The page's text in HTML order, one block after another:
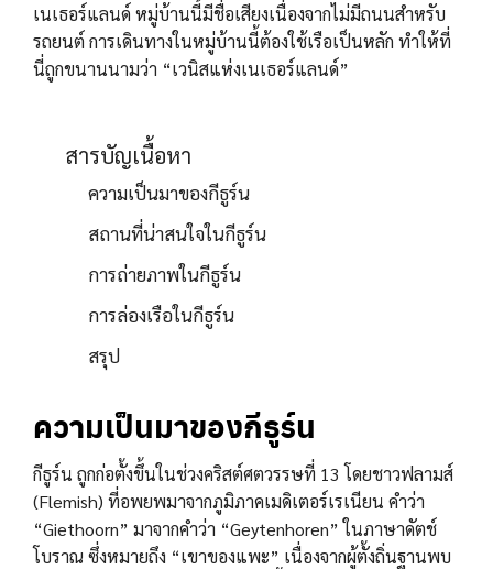
เนเธอร์แลนด์ หมู่บ้านนี้มีชื่อเสียงเนื่องจากไม่มีถนนสำหรับ
รถยนต์ การเดินทางในหมู่บ้านนี้ต้องใช้เรือเป็นหลัก ทำให้ที่
นี่ถูกขนานนามว่า “เวนิสแห่งเนเธอร์แลนด์”
สารบัญเนื้อหา
ความเป็นมาของกีธูร์น
สถานที่น่าสนใจในกีธูร์น
การถ่ายภาพในกีธูร์น
การล่องเรือในกีธูร์น
สรุป
ความเป็นมาของกีธูร์น
กีธูร์น ถูกก่อตั้งขึ้นในช่วงคริสต์ศตวรรษที่ 13 โดยชาวฟลามส์
(Flemish) ที่อพยพมาจากภูมิภาคเมดิเตอร์เรเนียน คำว่า
“Giethoorn” มาจากคำว่า “Geytenhoren” ในภาษาดัตช์
โบราณ ซึ่งหมายถึง “เขาของแพะ” เนื่องจากผู้ตั้งถิ่นฐานพบ